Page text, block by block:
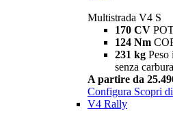
Multistrada V4 S
170 CV
124 Nm
231 kg Peso
senza
A partire da
Configura Scopri
V4 Rally